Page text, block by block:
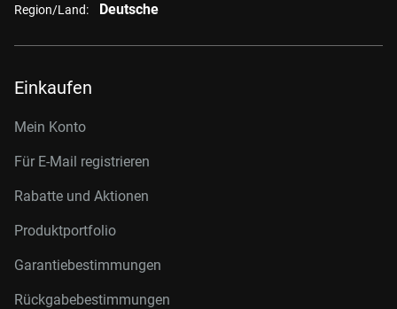
Region/Land: Deutsche
Einkaufen
Mein Konto
Für E-Mail registrieren
Rabatte und Aktionen
Produktportfolio
Garantiebestimmungen
Rückgabebestimmungen